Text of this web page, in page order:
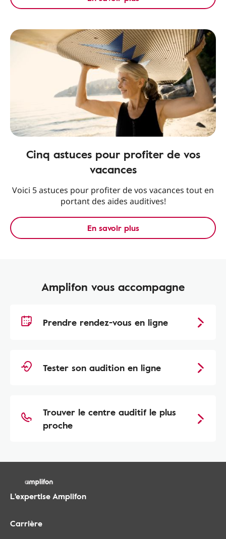
Cinq astuces pour profiter de vos
vacances
Voici 5 astuces pour profiter de vos vacances tout en
portant des aides auditives!
En savoir plus
Amplifon vous accompagne
Prendre rendez-vous en ligne
Tester son audition en ligne
Trouver le centre auditif le plus
proche
L'expertise Amplifon
Carrière